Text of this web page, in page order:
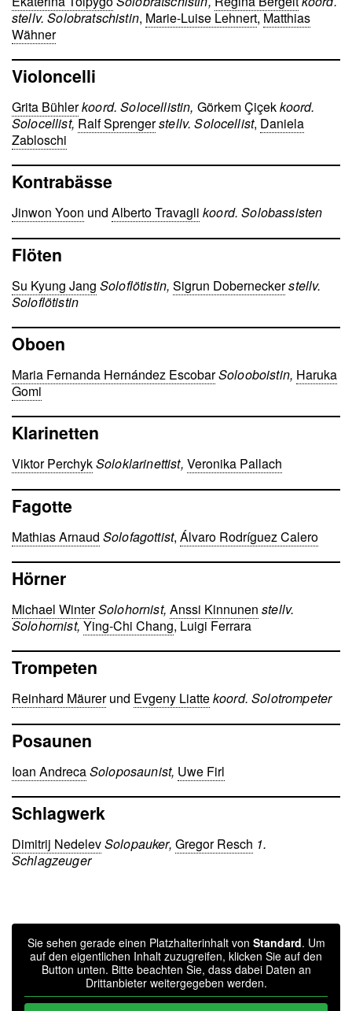
stellv. Solobratschistin, Marie-Luise Lehnert, Matthias
Wähner
Violoncelli
Grita Bühlerkoord. Solocellistin, Görkem Çiçekkoord.
Solocellist, Ralf Sprengerstellv. Solocellist, Daniela
Zabloschi
Kontrabässe
Jinwon Yoon und Alberto Travagli koord. Solobassisten
Flöten
Su Kyung Jang Soloflötistin,Sigrun Doberneckerstellv.
Soloflötistin
Oboen
Maria Fernanda Hernández EscobarSolooboistin, Haruka
Gomi
Klarinetten
Viktor PerchykSoloklarinettist, Veronika Pallach
Fagotte
Mathias Arnaud Solofagottist,Álvaro Rodríguez Calero
Hörner
Michael WinterSolohornist,Anssi Kinnunen stellv.
Solohornist, Ying-Chi Chang, Luigi Ferrara
Trompeten
Reinhard Mäurerund Evgeny Liattekoord. Solotrompeter
Posaunen
Ioan AndrecaSoloposaunist, Uwe Firl
Schlagwerk
Dimitrij NedelevSolopauker, Gregor Resch 1.
Schlagzeuger
Sie sehen gerade einen Platzhalterinhalt von Standard. Um
auf den eigentlichen Inhalt zuzugreifen, klicken Sie auf den
Button unten. Bitte beachten Sie, dass dabei Daten an
Drittanbieter weitergegeben werden.